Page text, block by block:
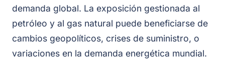
demanda global. La exposición gestionada al
petróleo y al gas natural puede beneficiarse de
cambios geopolíticos, crises de suministro, o
variaciones en la demanda energética mundial.